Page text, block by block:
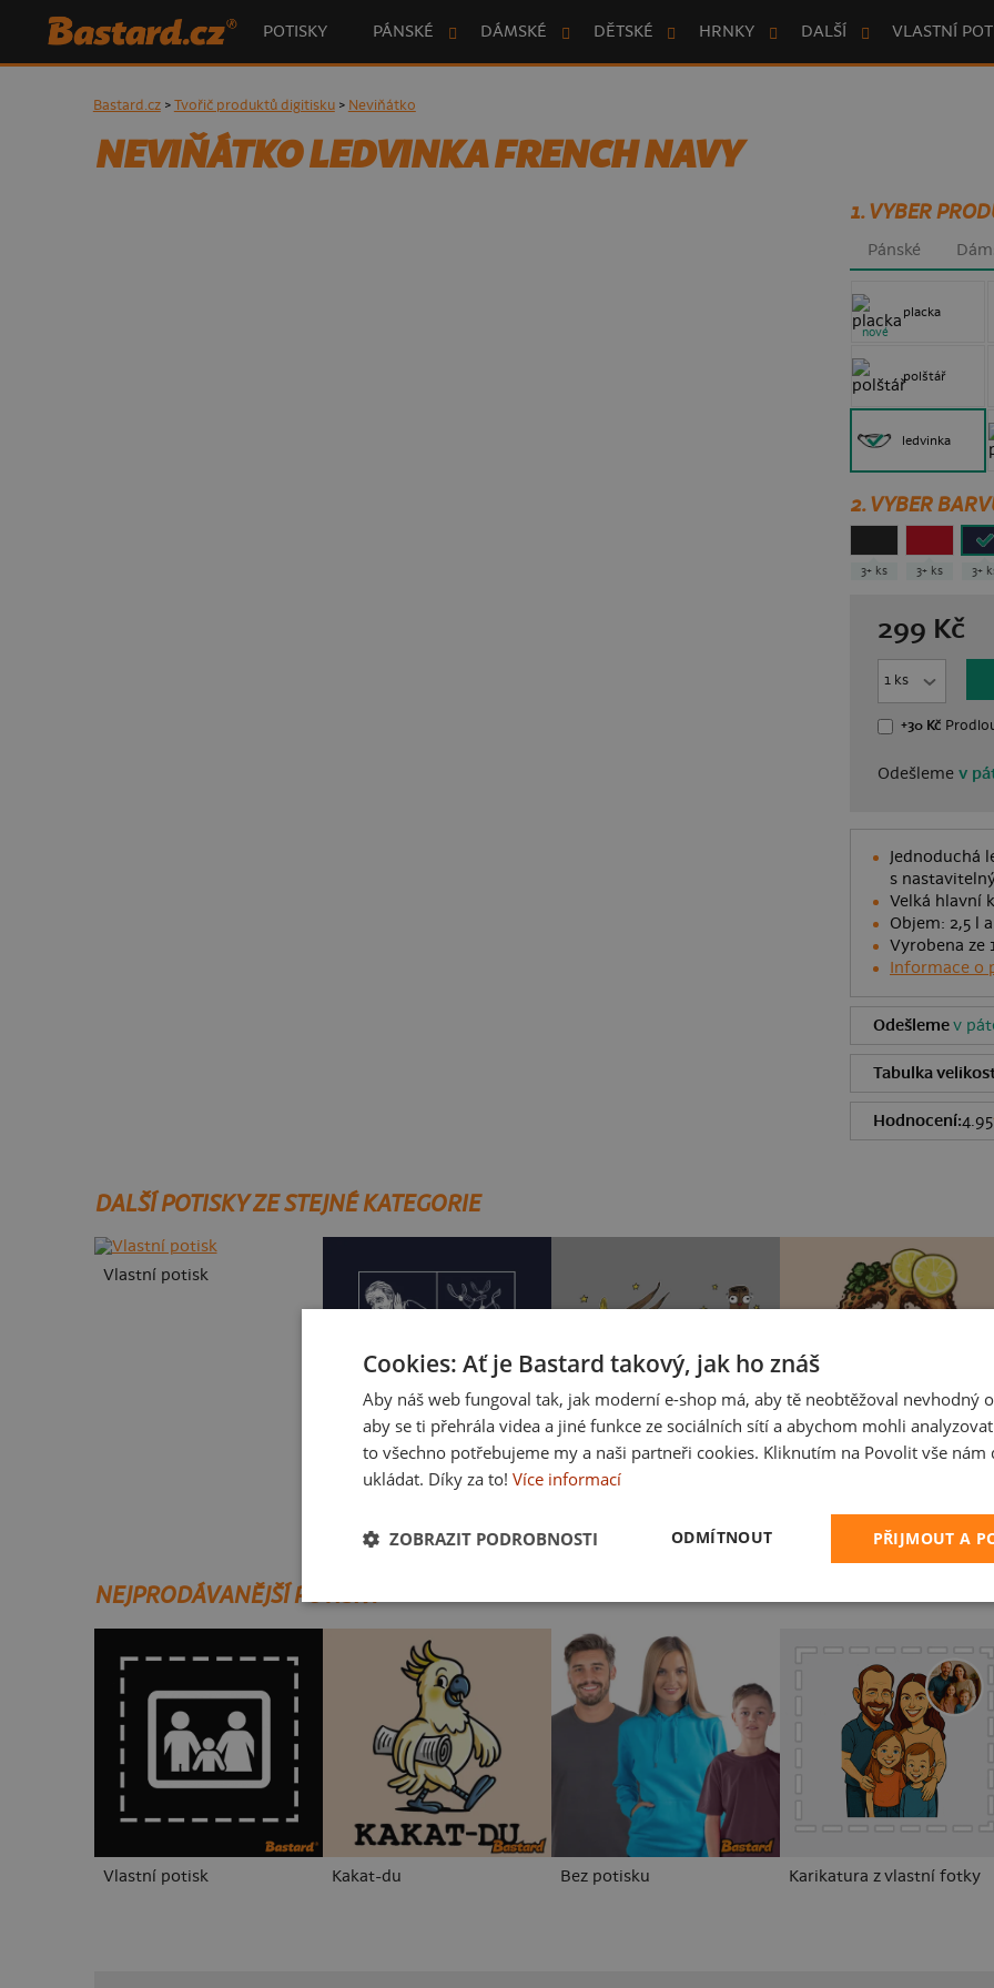
POTISKY PÁNSKÉ DÁMSKÉ DĚTSKÉ HRNKY DALŠÍ VLASTNÍ
Bastard.cz> Tvořič produktů digitisku> Neviňátko
NEVIŇÁTKO LEDVINKA FRENCH NAVY
1. VYBER
Pánské
placka
nové
polštář
ledvinka
2. VYBER
3+ ks 3+ ks
299 Kč
+30 Kč
Odešleme v
Jednoduchá
s
Velká hlavní
Objem: 2,5 l
Vyrobena ze
Informace o
Odešlemev
Tabulka
Hodnocení:4.95
DALŠÍ POTISKY ZE STEJNÉ KATEGORIE
Vlastní potisk
Cimrman: Copak jmelí Okořeňme to
NEJPRODÁVANĚJŠÍ POTISKY
Vlastní potisk Kakat-du Bez potisku Karikatura z vlastní fotky
Cookies: Ať je Bastard takový, jak ho znáš
Aby náš web fungoval tak, jak moderní e-shop má, aby tě neobtěžoval nevhodný
aby se ti přehrála videa a jiné funkce ze sociálních sítí a abychom mohli
to všechno potřebujeme my a naši partneři cookies. Kliknutím na Povolit vše nám
ukládat. Díky za to! Více informací
PŘIJMOUT A
ODMÍTNOUT
ZOBRAZIT PODROBNOSTI